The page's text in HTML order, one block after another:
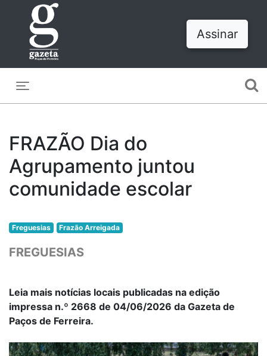
Assinar
FRAZÃO Dia do
Agrupamento juntou
comunidade escolar
Freguesias Frazão Arreigada
FREGUESIAS
Leia mais notícias locais publicadas na edição
impressa n.º 2668 de 04/06/2026 da Gazeta de
Paços de Ferreira.